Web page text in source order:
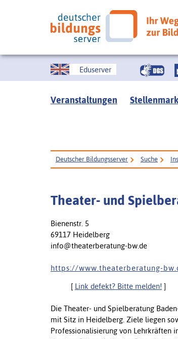
Eduserver
Veranstaltungen
Deutscher Bildungsserver Suche
Theater- und
Bienenstr. 5
69117 Heidelberg
info@theaterberatung-bw.de
h t t p s : / / w w w . t h e a t e r b e r a t u n g - b w .
[ Link defekt? Bitte melden! ]
Die Theater- und Spielberatung
mit Sitz in Heidelberg. Ziele liegen
Professionalisierung von Lehrkräften